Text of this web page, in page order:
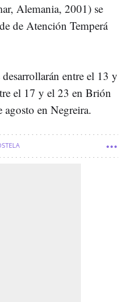
Alemania, 2001) se
de Atención Temperá
entre el 13 y
el 17 y el 23 en Brión
en Negreira.